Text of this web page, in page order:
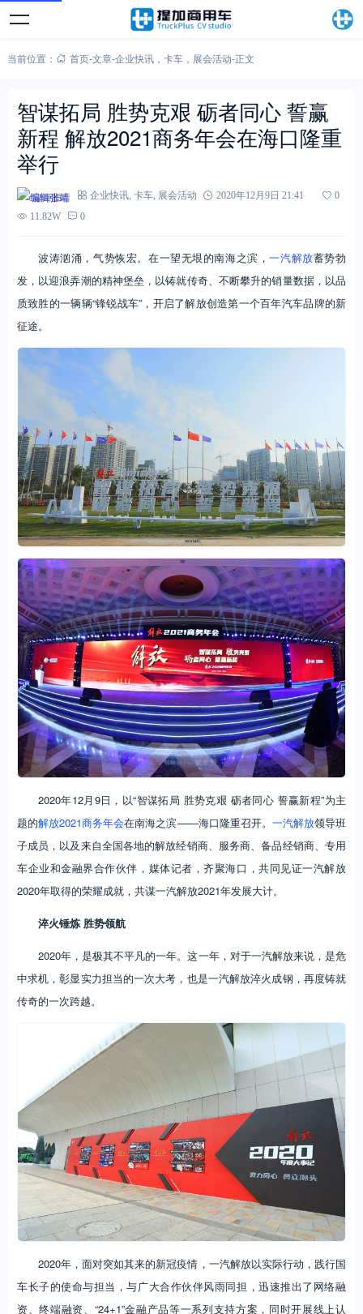
当前位置： 首页-文章-企业快讯， 卡车， 展会活动-正文
智谋拓局 胜势克艰 砺者同心 誓赢
新程 解放2021商务年会在海口隆重
举行
编辑张靖 企业快讯, 卡车, 展会活动 2020年12月9日 21:41
0
11.82W
0
波涛汹涌，气势恢宏。在一望无垠的南海之滨，一汽解放蓄势勃
发，以迎浪弄潮的精神堡垒，以铸就传奇、不断攀升的销量数据，以品
质致胜的一辆辆“锋锐战车”，开启了解放创造第一个百年汽车品牌的新
征途。
2020年12月9日，以“智谋拓局 胜势克艰 砺者同心 誓赢新程”为主
题的解放2021商务年会在南海之滨——海口隆重召开。 一汽解放领导班
子成员，以及来自全国各地的解放经销商、服务商、备品经销商、专用
车企业和金融界合作伙伴，媒体记者，齐聚海口，共同见证一汽解放
2020年取得的荣耀成就，共谋一汽解放2021年发展大计。
淬火锤炼 胜势领航
2020年，是极其不平凡的一年。这一年，对于一汽解放来说，是危
中求机，彰显实力担当的一次大考，也是一汽解放淬火成钢，再度铸就
传奇的一次跨越。
2020年，面对突如其来的新冠疫情，一汽解放以实际行动，践行国
车长子的使命与担当，与广大合作伙伴风雨同担，迅速推出了网络融
资、终端融资、“24+1”金融产品等一系列支持方案，同时开展线上认